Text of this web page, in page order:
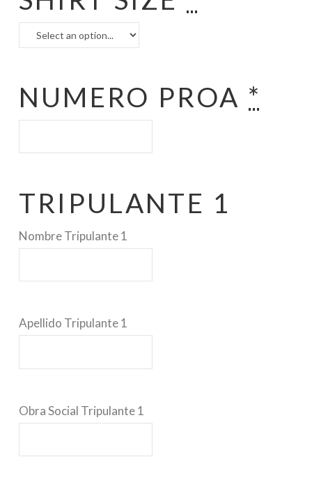
NUMERO PROA *
TRIPULANTE 1
Nombre Tripulante 1
Apellido Tripulante 1
Obra Social Tripulante 1